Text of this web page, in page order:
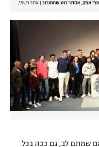
אורי אפק, אסתר רוט שחמורוב
אתר רשמי,
שמתם לב, גם ככה בכל